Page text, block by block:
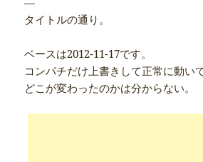
タイトルの通り。
ベースは2012-11-17です。
コンパチだけ上書きして正常に動い
どこが変わったのかは分からない。